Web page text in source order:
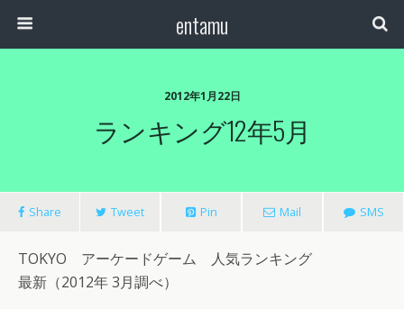
entamu
2012年1月22日
ランキング12年5月
Share Tweet Pin Mail SMS
TOKYO アーケードゲーム 人気ランキング
最新（2012年 3月調べ）